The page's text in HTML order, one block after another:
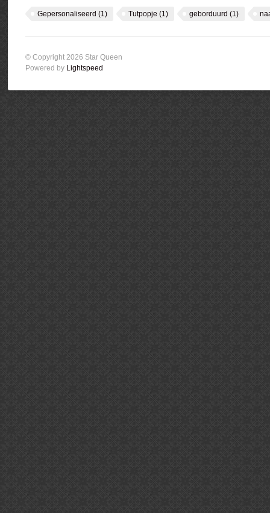
Gepersonaliseerd (1) Tutpopje (1) geborduurd (1)
© Copyright 2026 Star Queen
Powered by Lightspeed